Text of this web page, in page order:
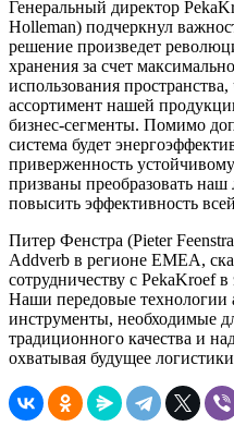
Генеральный директор
Holleman) подчеркнул
решение произведет
хранения за счет
использования
ассортимент нашей
бизнес-сегменты. Помимо
система будет
приверженность
призваны преобразовать наш
повысить эффективность
Питер Фенстра (Pieter
Addverb в регионе EMEA,
сотрудничеству с PekaKroef
Наши передовые технологии
инструменты, необходимые
традиционного качества и
охватывая будущее